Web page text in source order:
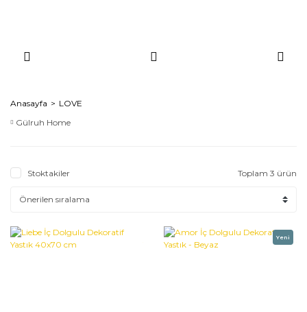
Anasayfa
LOVE
Gülruh Home
Stoktakiler Toplam 3 ürün
Yeni